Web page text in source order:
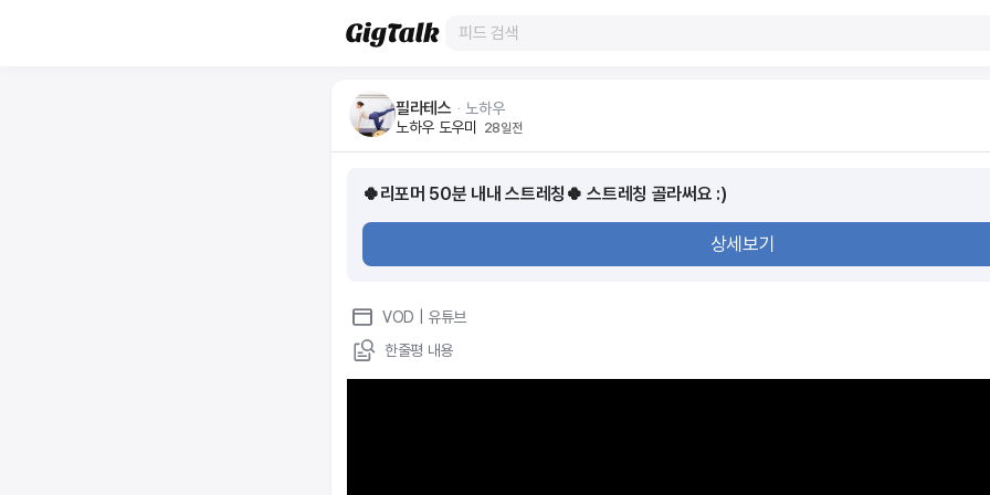
필라테스 ᆞ 노하우
노하우 도우미
28일전
🍀리포머 50분 내내 스트레칭🍀 스트레칭 골라써요 :)
상세보기
VOD | 유튜브
한줄평 내용